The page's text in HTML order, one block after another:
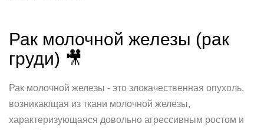
Рак молочной железы (рак
груди) 🎥
Рак молочной железы - это злокачественная опухоль,
возникающая из ткани молочной железы,
характеризующаяся довольно агрессивным ростом и